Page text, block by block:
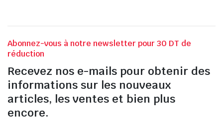
Abonnez-vous à notre newsletter pour 30 DT de
réduction
Recevez nos e-mails pour obtenir des
informations sur les nouveaux
articles, les ventes et bien plus
encore.